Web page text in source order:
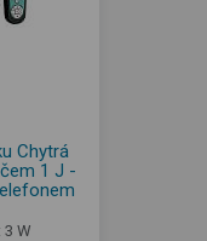
Chytrá
1 J -
W